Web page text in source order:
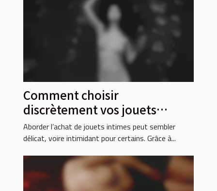
Comment choisir
discrètement vos jouets
intimes en ligne ?
Aborder l’achat de jouets intimes peut sembler
délicat, voire intimidant pour certains. Grâce à...